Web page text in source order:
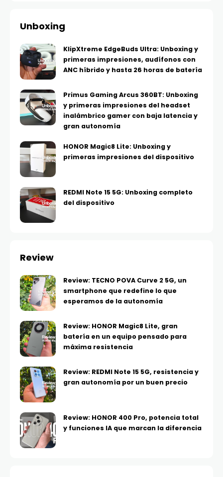
Unboxing
KlipXtreme EdgeBuds Ultra: Unboxing y
primeras impresiones, audífonos con
ANC híbrido y hasta 26 horas de batería
Primus Gaming Arcus 360BT: Unboxing
y primeras impresiones del headset
inalámbrico gamer con baja latencia y
gran autonomía
HONOR Magic8 Lite: Unboxing y
primeras impresiones del dispositivo
REDMI Note 15 5G: Unboxing completo
del dispositivo
Review
Review: TECNO POVA Curve 2 5G, un
smartphone que redefine lo que
esperamos de la autonomía
Review: HONOR Magic8 Lite, gran
batería en un equipo pensado para
máxima resistencia
Review: REDMI Note 15 5G, resistencia y
gran autonomía por un buen precio
Review: HONOR 400 Pro, potencia total
y funciones IA que marcan la diferencia